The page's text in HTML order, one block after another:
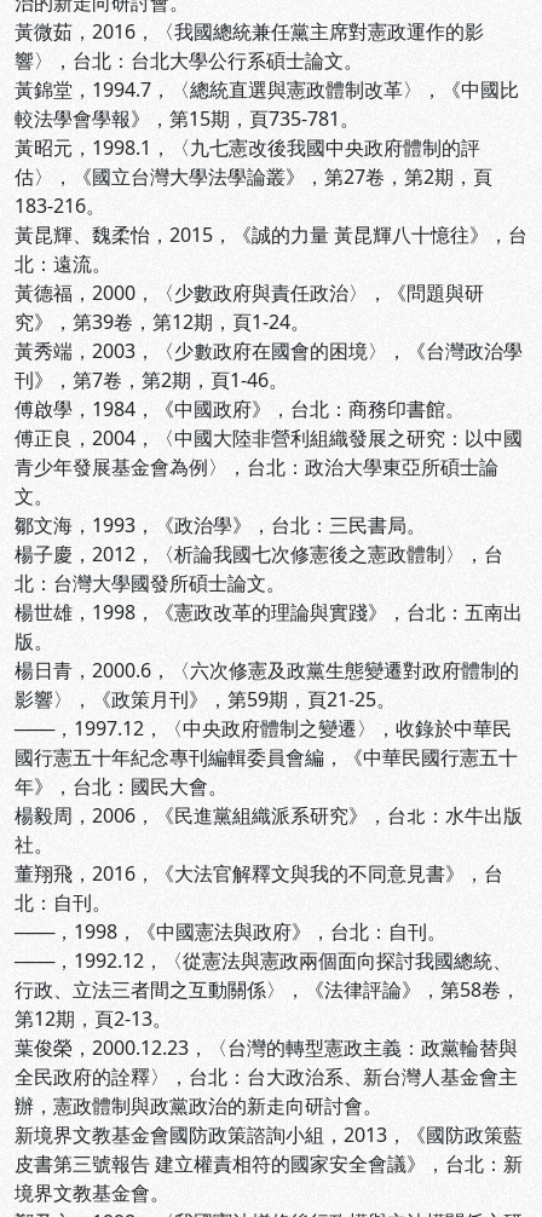
黃微茹，2016，〈我國總統兼任黨主席對憲政運作的影
響〉，台北：台北大學公行系碩士論文。
黃錦堂，1994.7，〈總統直選與憲政體制改革〉，《中國比
較法學會學報》，第15期，頁735-781。
黃昭元，1998.1，〈九七憲改後我國中央政府體制的評
估〉，《國立台灣大學法學論叢》，第27卷，第2期，頁
183-216。
黃昆輝、魏柔怡，2015，《誠的力量 黃昆輝八十憶往》，台
北：遠流。
黃德福，2000，〈少數政府與責任政治〉，《問題與研
究》，第39卷，第12期，頁1-24。
黃秀端，2003，〈少數政府在國會的困境〉，《台灣政治學
刊》，第7卷，第2期，頁1-46。
傅啟學，1984，《中國政府》，台北：商務印書館。
傅正良，2004，〈中國大陸非營利組織發展之研究：以中國
青少年發展基金會為例〉，台北：政治大學東亞所碩士論
文。
鄒文海，1993，《政治學》，台北：三民書局。
楊子慶，2012，〈析論我國七次修憲後之憲政體制〉，台
北：台灣大學國發所碩士論文。
楊世雄，1998，《憲政改革的理論與實踐》，台北：五南出
版。
楊日青，2000.6，〈六次修憲及政黨生態變遷對政府體制的
影響〉，《政策月刊》，第59期，頁21-25。
───，1997.12，〈中央政府體制之變遷〉，收錄於中華民
國行憲五十年紀念專刊編輯委員會編，《中華民國行憲五十
年》，台北：國民大會。
楊毅周，2006，《民進黨組織派系研究》，台北：水牛出版
社。
董翔飛，2016，《大法官解釋文與我的不同意見書》，台
北：自刊。
───，1998，《中國憲法與政府》，台北：自刊。
───，1992.12，〈從憲法與憲政兩個面向探討我國總統、
行政、立法三者間之互動關係〉，《法律評論》，第58卷，
第12期，頁2-13。
葉俊榮，2000.12.23，〈台灣的轉型憲政主義：政黨輪替與
全民政府的詮釋〉，台北：台大政治系、新台灣人基金會主
辦，憲政體制與政黨政治的新走向研討會。
新境界文教基金會國防政策諮詢小組，2013，《國防政策藍
皮書第三號報告 建立權責相符的國家安全會議》，台北：新
境界文教基金會。